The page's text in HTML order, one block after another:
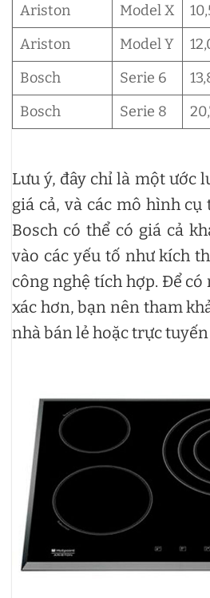
Ariston
Model X
Ariston
Model Y
Bosch
Serie 6
Bosch
Serie 8
Lưu ý, đây chỉ là một ước
giá cả, và các mô hình
Bosch có thể có giá cả
vào các yếu tố như kích
công nghệ tích hợp. Để
xác hơn, bạn nên tham
nhà bán lẻ hoặc trực